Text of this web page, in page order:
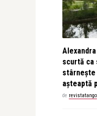
scurtă ca
stârnește
așteaptă
de revistatango